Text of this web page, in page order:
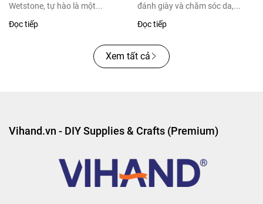
Wetstone, tự hào là một...
Đọc tiếp
đánh giày và chăm sóc da,...
Đọc tiếp
Xem tất cả
Vihand.vn - DIY Supplies & Crafts (Premium)